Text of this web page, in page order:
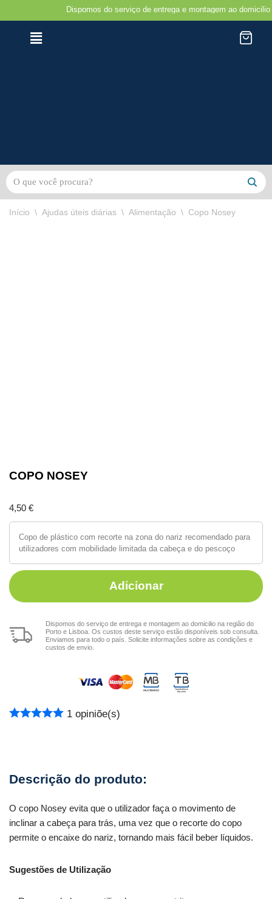
Avançar
Dispomos do serviço de entrega e montagem ao domicilio na
Início \ Ajudas úteis diárias \ Alimentação \ Copo Nosey
COPO NOSEY
4,50 €
Copo de plástico com recorte na zona do nariz recomendado para
utilizadores com mobilidade limitada da cabeça e do pescoço
Adicionar
Dispomos do serviço de entrega e montagem ao domicilio na região do
Porto e Lisboa. Os custos deste serviço estão disponíveis sob consulta.
Enviamos para todo o país. Solicite informações sobre as condições e
custos de envio.
1 opiniõe(s)
O copo Nosey evita que o utilizador faça o movimento de
inclinar a cabeça para trás, uma vez que o recorte do copo
permite o encaixe do nariz, tornando mais fácil beber líquidos.
Sugestões de Utilização